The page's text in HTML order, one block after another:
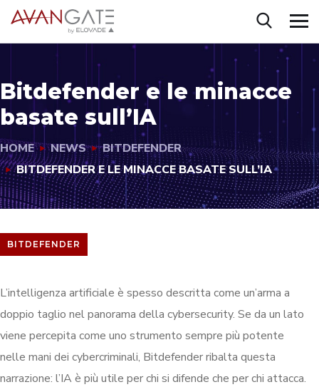
Bitdefender e le minacce
basate sull’IA
HOME NEWS
BITDEFENDER
BITDEFENDER E LE MINACCE BASATE SULL’IA
BITDEFENDER
L’intelligenza artificiale è spesso descritta come un’arma a
doppio taglio nel panorama della cybersecurity. Se da un lato
viene percepita come uno strumento sempre più potente
nelle mani dei cybercriminali, Bitdefender ribalta questa
narrazione: l’IA è più utile per chi si difende che per chi attacca.